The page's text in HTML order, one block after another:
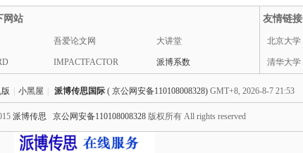
网站 友情链接
吾爱论文网 大讲堂 北京大学
IMPACTFACTOR 派博系数 清华大学
小黑屋 派博传思国际 ( 京公网安备110108008328) GMT+8, 2026-8-7 21:53
派博传思 京公网安备110108008328 版权所有 All rights reserved